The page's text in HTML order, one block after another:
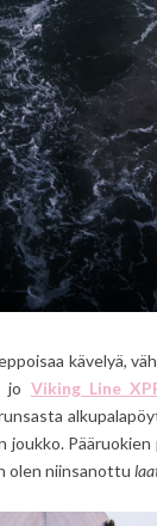
kävelyä,
jo Viking Line
joukko.
olen niinsanottu